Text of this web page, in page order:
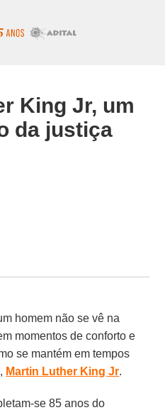
King Jr, um
da justiça
homem não se vê na
momentos de conforto e
se mantém em tempos
Martin Luther King Jr.
se 85 anos do